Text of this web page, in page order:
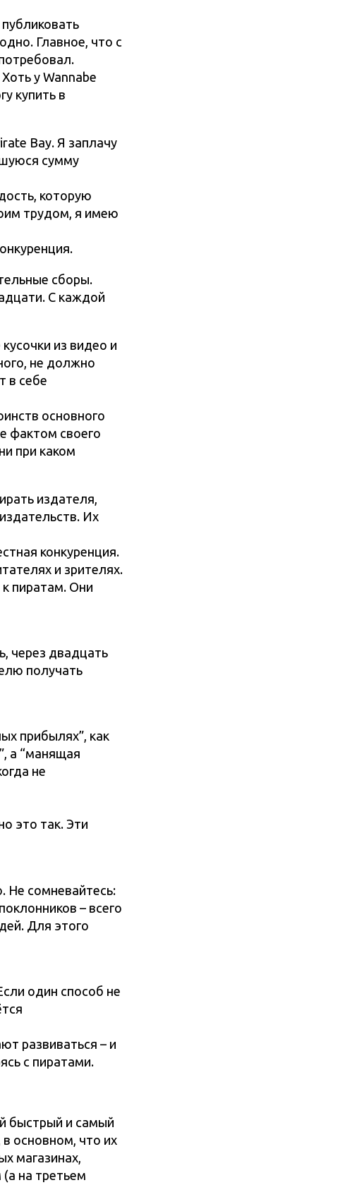
Главное, что с
у Wannabe
купить в
Bay. Я заплачу
сумму
которую
трудом, я имею
сборы.
С каждой
из видео и
не должно
в себе
основного
фактом своего
при каком
издателя,
Их
конкуренция.
и зрителях.
пиратам. Они
через двадцать
получать
прибылях”, как
а “манящая
не
это так. Эти
Не сомневайтесь:
– всего
Для этого
один способ не
развиваться – и
с пиратами.
быстрый и самый
основном, что их
магазинах,
на третьем